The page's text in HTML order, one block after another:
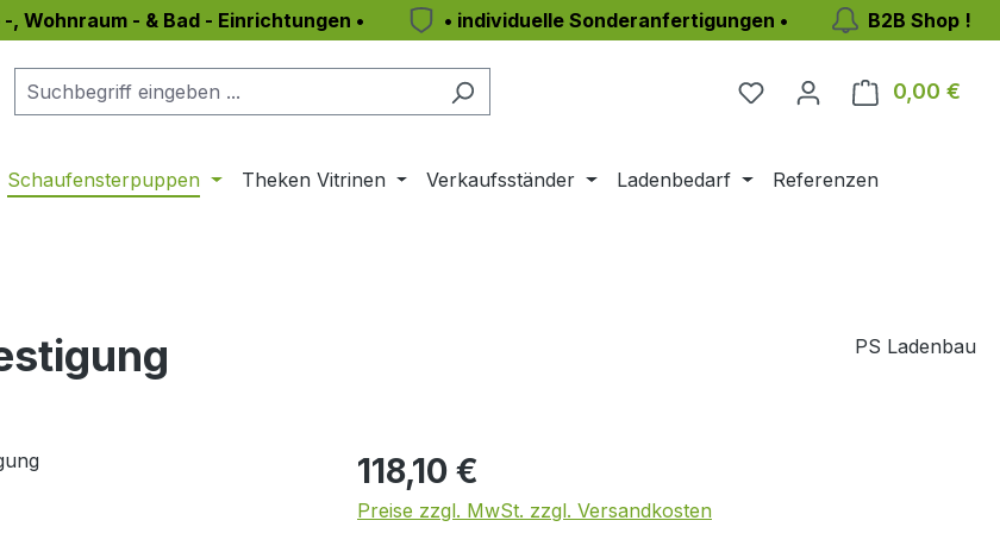
-, Wohnraum - & Bad - Einrichtungen • • individuelle Sonderanfertigungen • B2B Shop !
0,00 €
Schaufensterpuppen Theken Vitrinen Verkaufsständer Ladenbedarf
Referenzen
PS Ladenbau
Regulärer Preis:
118,10 €
Preise zzgl. MwSt. zzgl. Versandkosten